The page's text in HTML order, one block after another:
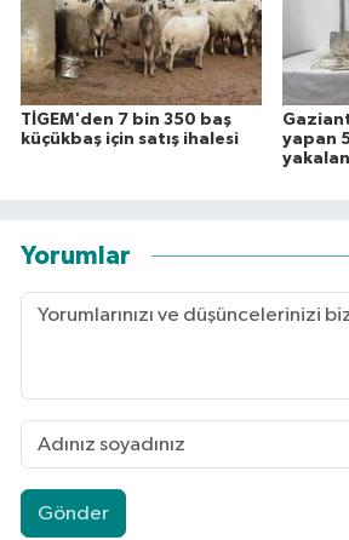
TİGEM'den 7 bin 350 baş
küçükbaş için satış ihalesi
yapan
Yorumlar
Gönder